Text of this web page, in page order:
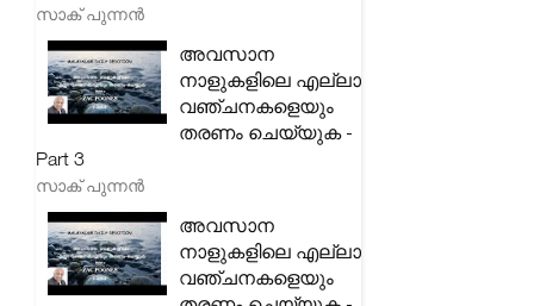
സാക് പുന്നൻ
അവസാന
നാളുകളിലെ എല്ലാ
വഞ്ചനകളെയും
തരണം ചെയ്യുക -
Part 3
സാക് പുന്നൻ
അവസാന
നാളുകളിലെ എല്ലാ
വഞ്ചനകളെയും